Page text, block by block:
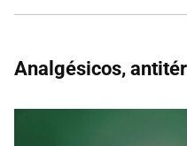
Analgésicos,